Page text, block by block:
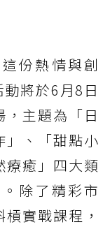
份熱情與創
將於6月8日
，主題為「日
」、「甜點小
療癒」四大類
除了精彩市
實戰課程，